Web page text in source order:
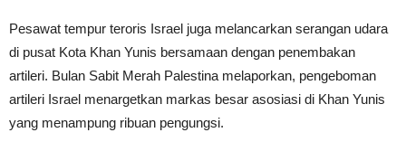
Pesawat tempur teroris Israel juga melancarkan serangan udara
di pusat Kota Khan Yunis bersamaan dengan penembakan
artileri. Bulan Sabit Merah Palestina melaporkan, pengeboman
artileri Israel menargetkan markas besar asosiasi di Khan Yunis
yang menampung ribuan pengungsi.